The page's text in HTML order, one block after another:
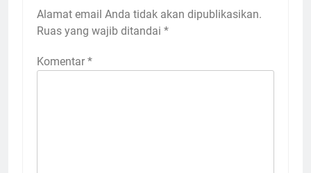
Alamat email Anda tidak akan dipublikasikan.
Ruas yang wajib ditandai *
Komentar *